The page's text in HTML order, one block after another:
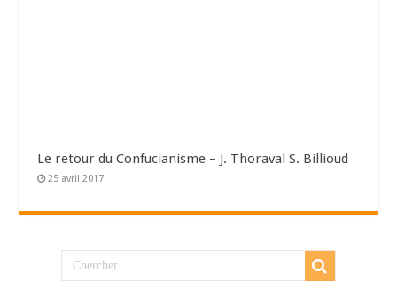
Le retour du Confucianisme – J. Thoraval S. Billioud
25 avril 2017